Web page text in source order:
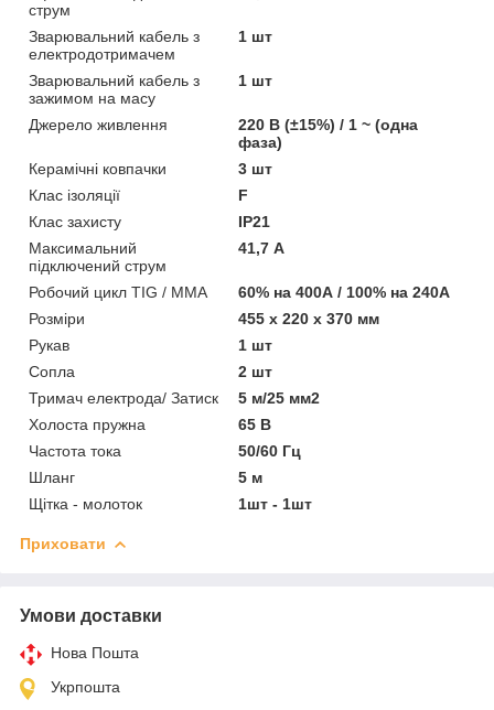
струм
Зварювальний кабель з
електродотримачем
1 шт
Зварювальний кабель з
зажимом на масу
1 шт
Джерело живлення
220 В (±15%) / 1 ~ (одна
фаза)
Керамічні ковпачки
3 шт
Клас ізоляції
F
Клас захисту
IP21
Максимальний
підключений струм
41,7 А
Робочий цикл TIG / MMA
60% на 400А / 100% на 240А
Розміри
455 х 220 х 370 мм
Рукав
1 шт
Сопла
2 шт
Тримач електрода/ Затиск
5 м/25 мм2
Холоста пружна
65 В
Частота тока
50/60 Гц
Шланг
5 м
Щітка - молоток
1шт - 1шт
Приховати
Умови доставки
Нова Пошта
Укрпошта